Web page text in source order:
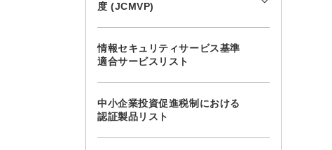
度 (JCMVP)
情報セキュリティサービス基準
適合サービスリスト
中小企業投資促進税制における
認証製品リスト